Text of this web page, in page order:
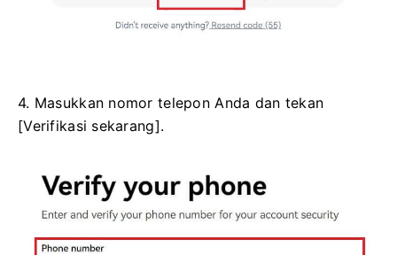
4. Masukkan nomor telepon Anda dan tekan
[Verifikasi sekarang].